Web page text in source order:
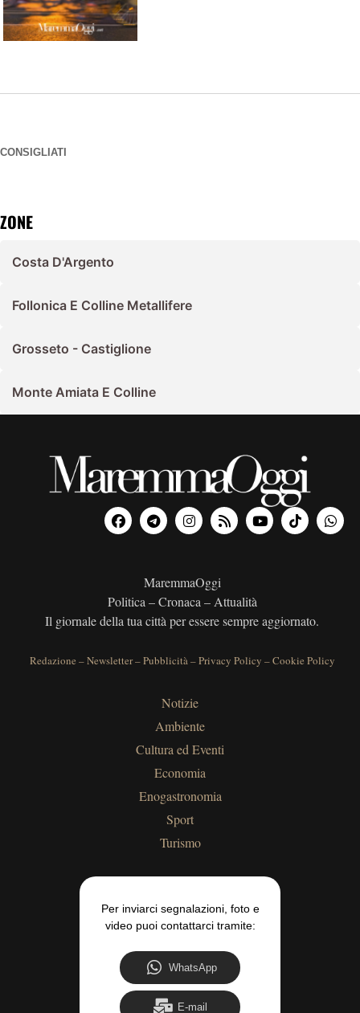
CONSIGLIATI
ZONE
Costa D'Argento
Follonica E Colline Metallifere
Grosseto - Castiglione
Monte Amiata E Colline
MaremmaOggi
Politica – Cronaca – Attualità
Il giornale della tua città per essere sempre aggiornato.
Redazione –Newsletter–Pubblicità–Privacy Policy –Cookie Policy
Notizie
Ambiente
Cultura ed Eventi
Economia
Enogastronomia
Sport
Turismo
Per inviarci segnalazioni, foto e
video puoi contattarci tramite:
WhatsApp
E-mail